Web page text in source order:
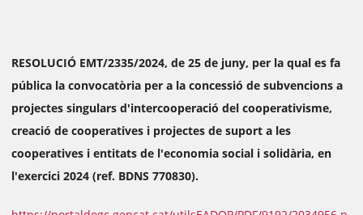
RESOLUCIÓ EMT/2335/2024, de 25 de juny, per la qual es fa
pública la convocatòria per a la concessió de subvencions a
projectes singulars d'intercooperació del cooperativisme,
creació de cooperatives i projectes de suport a les
cooperatives i entitats de l'economia social i solidària, en
l'exercici 2024 (ref. BDNS 770830).